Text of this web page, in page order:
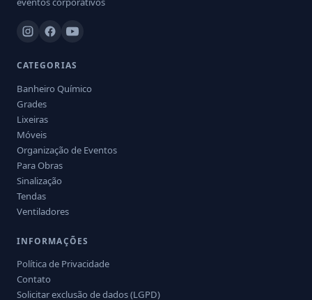
CATEGORIAS
Banheiro Químico
Grades
Lixeiras
Móveis
Organização de Eventos
Para Obras
Sinalização
Tendas
Ventiladores
INFORMAÇÕES
Política de Privacidade
Contato
Solicitar exclusão de dados (LGPD)